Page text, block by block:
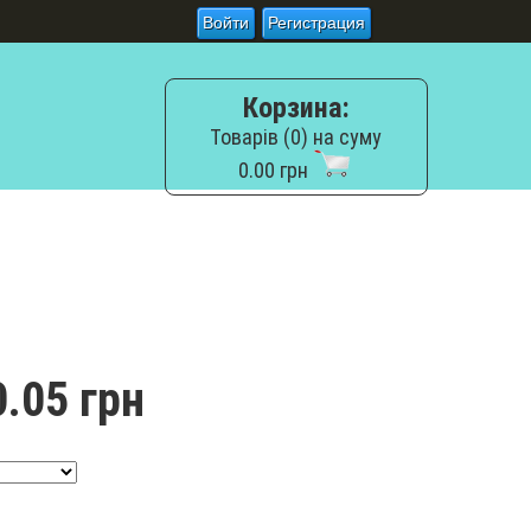
Войти Регистрация
Корзина:
Товарів (0) на суму
0.00 грн
грн